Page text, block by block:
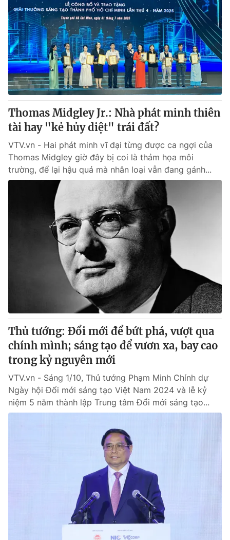
® Cấm sao chép dưới mọi hình thức nếu không có sự chấp
thuận bằng văn bản. Ghi rõ nguồn VTV.vn khi phát hành lại
thông tin từ website này.
Thomas Midgley Jr.: Nhà phát minh thiên
tài hay "kẻ hủy diệt" trái đất?
VTV.vn - Hai phát minh vĩ đại từng được ca ngợi của
Thomas Midgley giờ đây bị coi là thảm họa môi
trường, để lại hậu quả mà nhân loại vẫn đang gánh...
Thủ tướng: Đổi mới để bứt phá, vượt qua
chính mình; sáng tạo để vươn xa, bay cao
trong kỷ nguyên mới
VTV.vn - Sáng 1/10, Thủ tướng Phạm Minh Chính dự
Ngày hội Đổi mới sáng tạo Việt Nam 2024 và lễ kỷ
niệm 5 năm thành lập Trung tâm Đổi mới sáng tạo...